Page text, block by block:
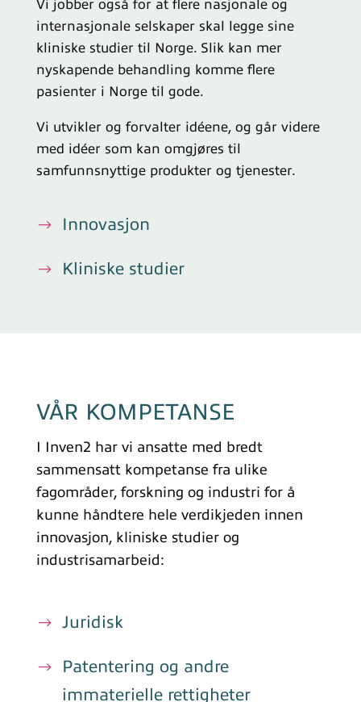
Vi jobber også for at flere nasjonale og
internasjonale selskaper skal legge sine
kliniske studier til Norge. Slik kan mer
nyskapende behandling komme flere
pasienter i Norge til gode.
Vi utvikler og forvalter idéene, og går videre
med idéer som kan omgjøres til
samfunnsnyttige produkter og tjenester.
Innovasjon
Kliniske studier
VÅR KOMPETANSE
I Inven2 har vi ansatte med bredt
sammensatt kompetanse fra ulike
fagområder, forskning og industri for å
kunne håndtere hele verdikjeden innen
innovasjon, kliniske studier og
industrisamarbeid:
Juridisk
Patentering og andre
immaterielle rettigheter